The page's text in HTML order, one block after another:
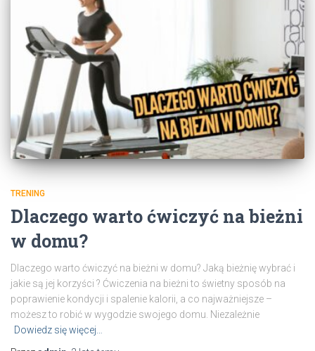
TRENING
Dlaczego warto ćwiczyć na bieżni
w domu?
Dlaczego warto ćwiczyć na bieżni w domu? Jaką bieżnię wybrać i
jakie są jej korzyści ? Ćwiczenia na bieżni to świetny sposób na
poprawienie kondycji i spalenie kalorii, a co najważniejsze –
możesz to robić w wygodzie swojego domu. Niezależnie
Dowiedz się więcej…